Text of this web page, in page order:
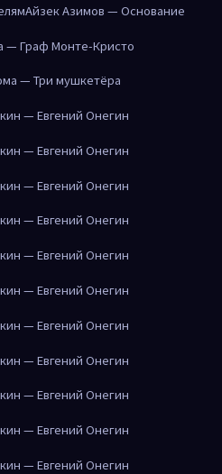
Айзек Азимов — Основание
— Граф Монте-Кристо
— Три мушкетёра
— Евгений Онегин
— Евгений Онегин
— Евгений Онегин
— Евгений Онегин
— Евгений Онегин
— Евгений Онегин
— Евгений Онегин
— Евгений Онегин
— Евгений Онегин
— Евгений Онегин
— Евгений Онегин